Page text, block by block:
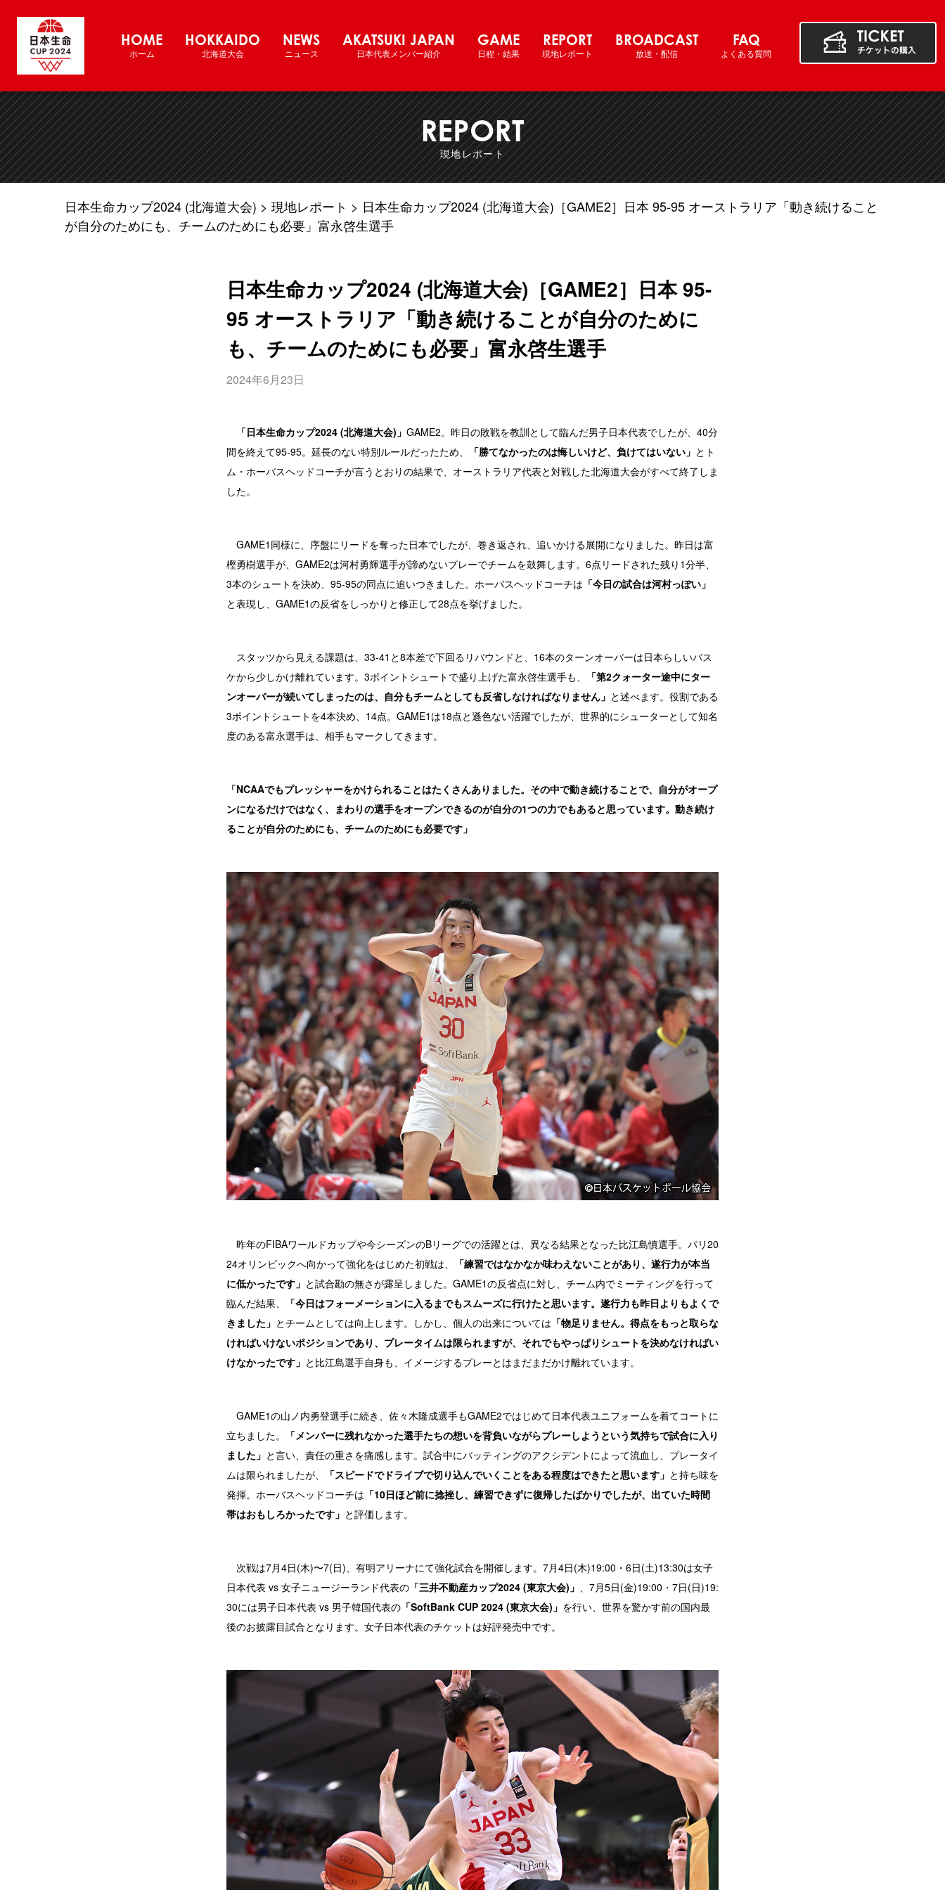
HOME
ホーム
HOKKAIDO
北海道大会
NEWS
ニュース
AKATSUKI JAPAN
日本代表メンバー紹介
GAME
日程・結果
REPORT
現地レポート
BROADCAST
放送・配信
FAQ
よくある質問
REPORT
現地レポート
日本生命カップ2024 (北海道大会) 現地レポート
日本生命カップ2024 (北海道大会)［GAME2］日本 95-95 オーストラリア「動き続けること
が自分のためにも、チームのためにも必要」富永啓生選手
日本生命カップ2024 (北海道大会)［GAME2］日本 95-
95 オーストラリア「動き続けることが自分のために
も、チームのためにも必要」富永啓生選手
2024年6月23日
「日本生命カップ2024 (北海道大会)」 GAME2。昨日の敗戦を教訓として臨んだ男子日本代表でしたが、40分
間を終えて95-95。延長のない特別ルールだったため、
「勝てなかったのは悔しいけど、負けてはいない」 とト
ム・ホーバスヘッドコーチが言うとおりの結果で、オーストラリア代表と対戦した北海道大会がすべて終了しま
した。
GAME1同様に、序盤にリードを奪った日本でしたが、巻き返され、追いかける展開になりました。昨日は富
樫勇樹選手が、GAME2は河村勇輝選手が諦めないプレーでチームを鼓舞します。6点リードされた残り1分半、
3本のシュートを決め、95-95の同点に追いつきました。ホーバスヘッドコーチは 「今日の試合は河村っぽい」
と表現し、GAME1の反省をしっかりと修正して28点を挙げました。
スタッツから見える課題は、33-41と8本差で下回るリバウンドと、16本のターンオーバーは日本らしいバス
ケから少しかけ離れています。3ポイントシュートで盛り上げた富永啓生選手も、
「第2クォーター途中にター
ンオーバーが続いてしまったのは、自分もチームとしても反省しなければなりません」 と述べます。役割である
3ポイントシュートを4本決め、14点。GAME1は18点と遜色ない活躍でしたが、世界的にシューターとして知名
度のある富永選手は、相手もマークしてきます。
「NCAAでもプレッシャーをかけられることはたくさんありました。その中で動き続けることで、自分がオープ
ンになるだけではなく、まわりの選手をオープンできるのが自分の1つの力でもあると思っています。動き続け
ることが自分のためにも、チームのためにも必要です」
昨年のFIBAワールドカップや今シーズンのBリーグでの活躍とは、異なる結果となった比江島慎選手。パリ20
24オリンピックへ向かって強化をはじめた初戦は、
「練習ではなかなか味わえないことがあり、遂行力が本当
に低かったです」 と試合勘の無さが露呈しました。GAME1の反省点に対し、チーム内でミーティングを行って
臨んだ結果、
「今日はフォーメーションに入るまでもスムーズに行けたと思います。遂行力も昨日よりもよくで
きました」 とチームとしては向上します。しかし、個人の出来については 「物足りません。得点をもっと取らな
ければいけないポジションであり、プレータイムは限られますが、それでもやっぱりシュートを決めなければい
けなかったです」 と比江島選手自身も、イメージするプレーとはまだまだかけ離れています。
GAME1の山ノ内勇登選手に続き、佐々木隆成選手もGAME2ではじめて日本代表ユニフォームを着てコートに
立ちました。
「メンバーに残れなかった選手たちの想いを背負いながらプレーしようという気持ちで試合に入り
ました」 と言い、責任の重さを痛感します。試合中にバッティングのアクシデントによって流血し、プレータイ
ムは限られましたが、
「スピードでドライブで切り込んでいくことをある程度はできたと思います」 と持ち味を
発揮。ホーバスヘッドコーチは 「10日ほど前に捻挫し、練習できずに復帰したばかりでしたが、出ていた時間
帯はおもしろかったです」 と評価します。
次戦は7月4日(木)〜7(日)、有明アリーナにて強化試合を開催します。7月4日(木)19:00・6日(土)13:30は女子
日本代表 vs 女子ニュージーランド代表の 「三井不動産カップ2024 (東京大会)」
、7月5日(金)19:00・7日(日)19:
30には男子日本代表 vs 男子韓国代表の 「SoftBank CUP 2024 (東京大会)」 を行い、世界を驚かす前の国内最
後のお披露目試合となります。 女子日本代表のチケットは好評発売中です。